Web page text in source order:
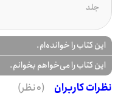
جلد
این کتاب را خوانده‌ام.
این کتاب را می‌خواهم بخوانم.
نظرات کاربران
(0 نظر)